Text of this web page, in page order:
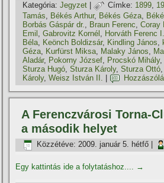
Kategória: Jegyzet | Címke: 1899,
Tamás
Békés Arthur, Békés Géza
Borbás Gáspár dr.
Braun Ferenc ,Coray
Emil
,Gabrovitz Kornél Horváth Ferenc I.
Béla
Keönch Boldizsár, Kindling János
Géza
Kurfürst Miksa Malaky János
Aladár, Pokorny József Procskó Mihály
Sturza Hugó ,Sturza Károly,Sturza Ottó
Károly,Weisz István II.
A Ferenczvárosi Torna-
a második helyet
Közzétéve: 2009. január 5. hétfő
Egy kattintás ide a folytatáshoz.... →